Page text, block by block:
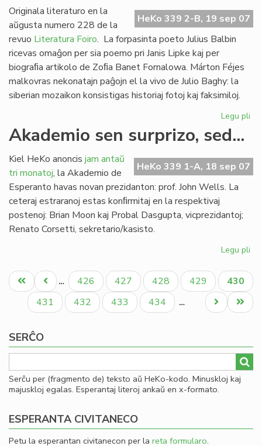
HeKo 339 2-B, 19 sep 07
Originala literaturo en la
aŭgusta numero 228 de la
revuo Literatura Foiro. La forpasinta poeto Julius Balbin
ricevas omaĝon per sia poemo pri Janis Lipke kaj per
biograﬁa artikolo de Zoﬁa Banet Fornalowa. Márton Féjes
malkovras nekonatajn paĝojn el la vivo de Julio Baghy: la
siberian mozaikon konsistigas historiaj fotoj kaj faksimiloj.
Legu pli
Akademio sen surprizo, sed...
HeKo 339 1-A, 18 sep 07
Kiel HeKo anoncis jam antaŭ
tri monatoj, la Akademio de
Esperanto havas novan prezidanton: prof. John Wells. La
ceteraj estraranoj estas konﬁrmitaj en la respektivaj
postenoj: Brian Moon kaj Probal Dasgupta, vicprezidantoj;
Renato Corsetti, sekretario/kasisto.
Legu pli
Pagination
Unua
paĝo
Antaŭa
paĝo
… Paĝo
426 Paĝo
427 Paĝo
428 Paĝo
429
Aktuala
paĝo
430
Paĝo
431 Paĝo
432 Paĝo
433 Paĝo
434 …
Last
page
Next
page
SERĈO
Serĉu per (fragmento de) teksto aŭ HeKo-kodo. Minuskloj kaj
majuskloj egalas. Esperantaj literoj ankaŭ en x-formato.
ESPERANTA CIVITANECO
Petu la esperantan civitanecon per la reta formularo.